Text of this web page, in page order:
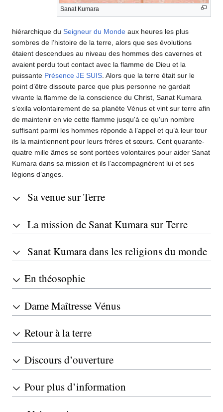
Sanat Kumara
hiérarchique du Seigneur du Monde aux heures les plus
sombres de l’histoire de la terre, alors que ses évolutions
étaient descendues au niveau des hommes des cavernes et
avaient perdu tout contact avec la flamme de Dieu et la
puissante Présence JE SUIS. Alors que la terre était sur le
point d’être dissoute parce que plus personne ne gardait
vivante la flamme de la conscience du Christ, Sanat Kumara
s’exila volontairement de sa planète Vénus et vint sur terre afin
de maintenir en vie cette flamme jusqu'à ce qu'un nombre
suffisant parmi les hommes réponde à l’appel et qu’à leur tour
ils la maintiennent pour leurs frères et sœurs. Cent quarante-
quatre mille âmes se sont portées volontaires pour aider Sanat
Kumara dans sa mission et ils l’accompagnèrent lui et ses
légions d’anges.
Sa venue sur Terre
La mission de Sanat Kumara sur Terre
Sanat Kumara dans les religions du monde
En théosophie
Dame Maîtresse Vénus
Retour à la terre
Discours d’ouverture
Pour plus d’information